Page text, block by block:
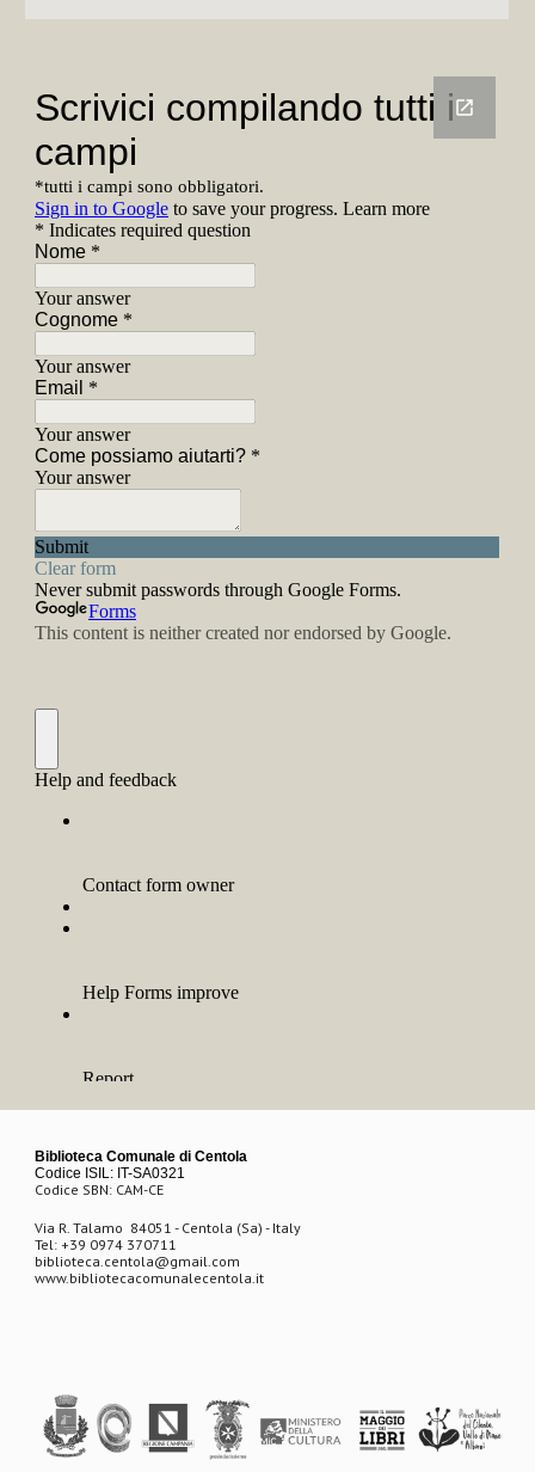
Biblioteca Comunale di Centola
Codice ISIL: IT-SA0321
Codice SBN: CAM-CE
Via R. Talamo 84051 - Centola (Sa) - Italy
Tel: +39 0974 370711
biblioteca.centola@gmail.com
www.bibliotecacomunalecentola.it